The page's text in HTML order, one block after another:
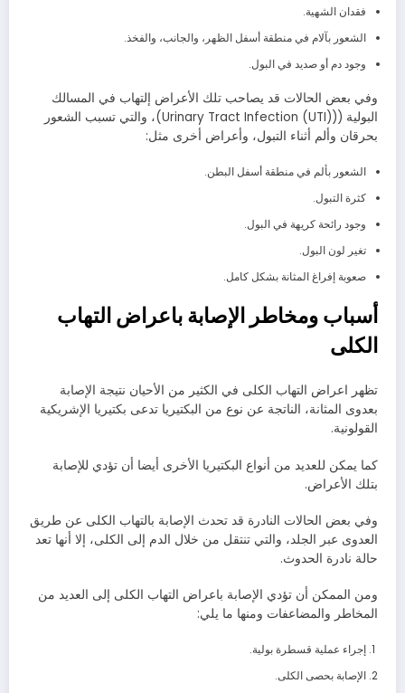
فقدان الشهية.
الشعور بآلام في منطقة أسفل الظهر، والجانب، والفخذ.
وجود دم أو صديد في البول.
وفي بعض الحالات قد يصاحب تلك الأعراض إلتهاب في المسالك
البولية ((Urinary Tract Infection (UTI))، والتي تسبب الشعور
بحرقان وألم أثناء التبول، وأعراض أخرى مثل:
الشعور بألم في منطقة أسفل البطن.
كثرة التبول.
وجود رائحة كريهة في البول.
تغير لون البول.
صعوبة إفراغ المثانة بشكل كامل.
أسباب ومخاطر الإصابة باعراض التهاب
الكلى
تظهر اعراض التهاب الكلى في الكثير من الأحيان نتيجة الإصابة
بعدوى المثانة، الناتجة عن نوع من البكتيريا تدعى بكتيريا الإشريكية
القولونية.
كما يمكن للعديد من أنواع البكتيريا الأخرى أيضا أن تؤدي للإصابة
بتلك الأعراض.
وفي بعض الحالات النادرة قد تحدث الإصابة بالتهاب الكلى عن طريق
العدوى عبر الجلد، والتي تنتقل من خلال الدم إلى الكلى، إلا أنها تعد
حالة نادرة الحدوث.
ومن الممكن أن تؤدي الإصابة باعراض التهاب الكلى إلى العديد من
المخاطر والمضاعفات ومنها ما يلي:
إجراء عملية قسطرة بولية.
الإصابة بحصى الكلى.